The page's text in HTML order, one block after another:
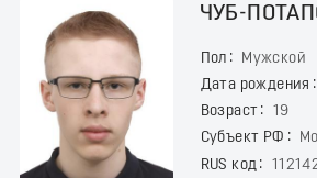
ЧУБ-
Пол
Мужской
Дата рождения
Возраст
19
Субъект РФ
RUS код